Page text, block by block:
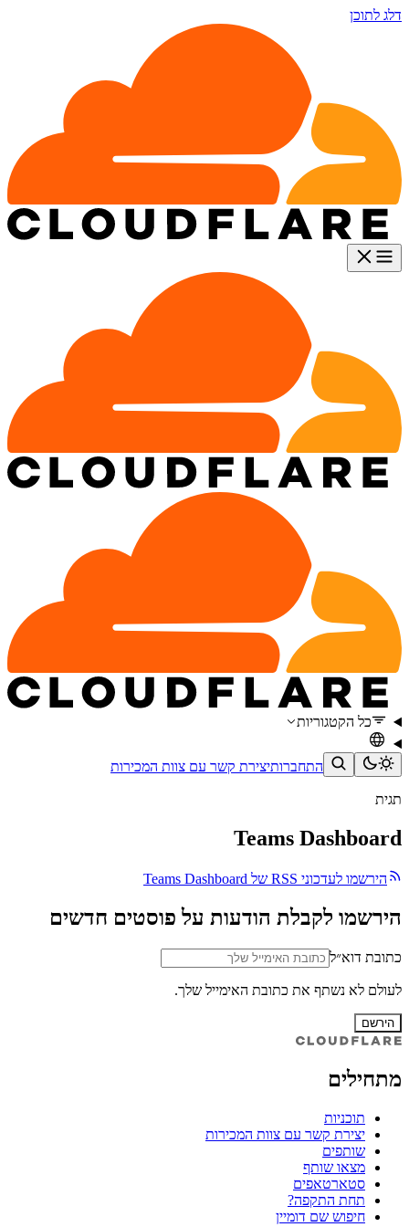
דלג לתוכן
כל הקטגוריות
התחברותיצירת קשר עם צוות המכירות
תגית
Teams Dashboard
הירשמו לעדכוני RSS של Teams Dashboard
הירשמו לקבלת הודעות על פוסטים חדשים
כתובת דוא״ל
לעולם לא נשתף את כתובת האימייל שלך.
הירשם
מתחילים
תוכניות
יצירת קשר עם צוות המכירות
שותפים
מצאו שותף
סטארטאפים
תחת התקפה?
חיפוש שם דומיין